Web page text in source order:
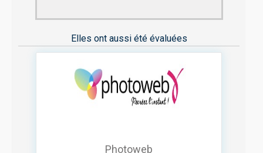
Elles ont aussi été évaluées
Photoweb